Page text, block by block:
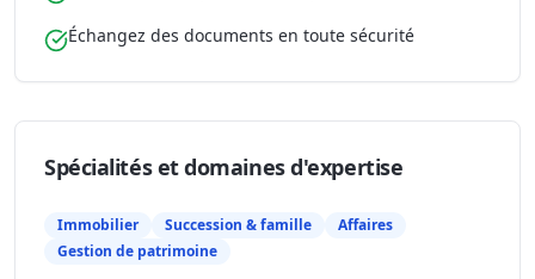
Échangez des documents en toute sécurité
Spécialités et domaines d'expertise
Immobilier Succession & famille
Affaires
Gestion de patrimoine